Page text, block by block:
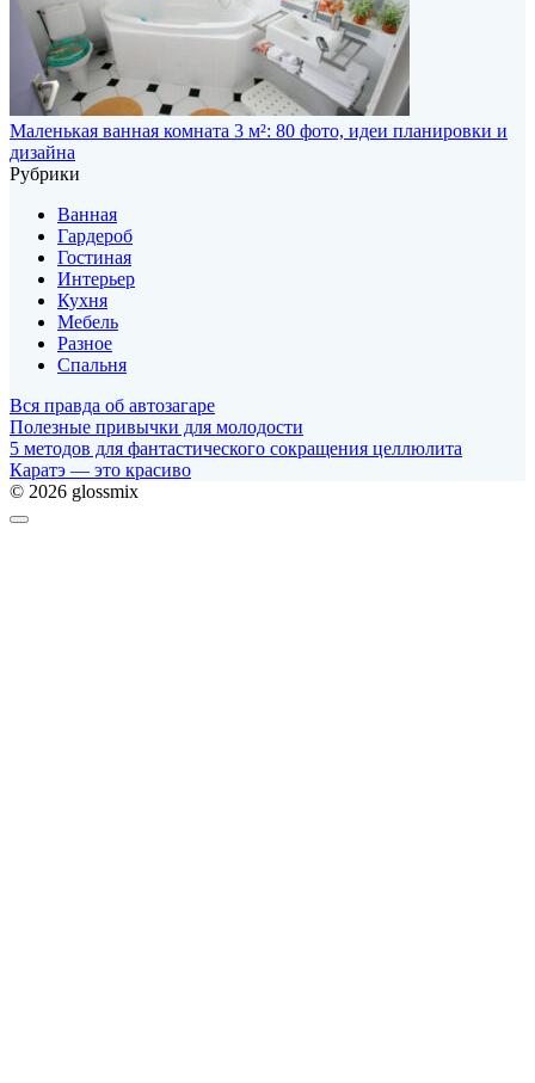
Маленькая ванная комната 3 м²: 80 фото, идеи планировки и
дизайна
Рубрики
Ванная
Гардероб
Гостиная
Интерьер
Кухня
Мебель
Разное
Спальня
Вся правда об автозагаре
Полезные привычки для молодости
5 методов для фантастического сокращения целлюлита
Каратэ — это красиво
© 2026 glossmix